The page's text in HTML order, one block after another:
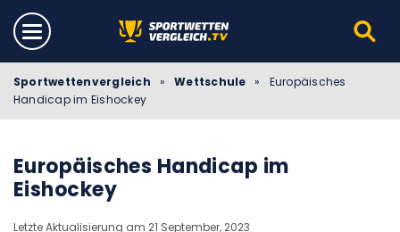
Sportwettenvergleich » Wettschule »
Europäisches
Handicap im Eishockey
Europäisches Handicap im
Eishockey
Letzte Aktualisierung am 21 September, 2023